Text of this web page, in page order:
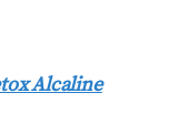
Alcaline